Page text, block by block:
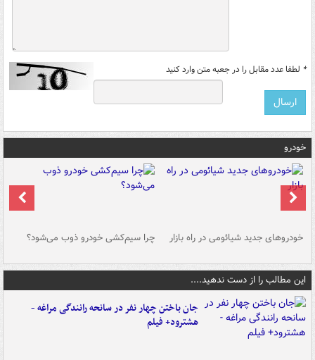
* لطفا عدد مقابل را در جعبه متن وارد کنید
خودرو
خودروهای جدید شیائومی در راه بازار چرا سیم‌کشی خودرو ذوب می‌شود؟
این مطالب را از دست ندهید....
جان باختن چهار نفر در سانحه رانندگی مراغه -
هشترود+ فیلم